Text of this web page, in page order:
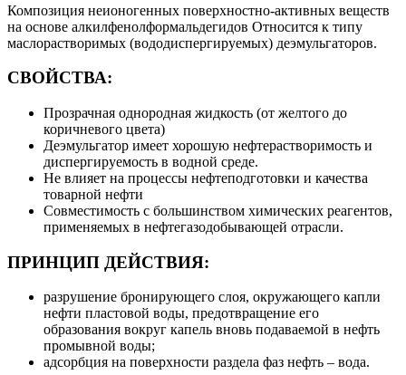
Композиция неионогенных поверхностно-активных веществ
на основе алкилфенолформальдегидов Относится к типу
маслорастворимых (вододиспергируемых) деэмульгаторов.
СВОЙСТВА:
Прозрачная однородная жидкость (от желтого до
коричневого цвета)
Деэмульгатор имеет хорошую нефтерастворимость и
диспергируемость в водной среде.
Не влияет на процессы нефтеподготовки и качества
товарной нефти
Совместимость с большинством химических реагентов,
применяемых в нефтегазодобывающей отрасли.
ПРИНЦИП ДЕЙСТВИЯ:
разрушение бронирующего слоя, окружающего капли
нефти пластовой воды, предотвращение его
образования вокруг капель вновь подаваемой в нефть
промывной воды;
адсорбция на поверхности раздела фаз нефть – вода.